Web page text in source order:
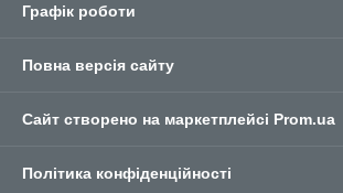
Графік роботи
Повна версія сайту
Сайт створено на маркетплейсі Prom.ua
Політика конфіденційності